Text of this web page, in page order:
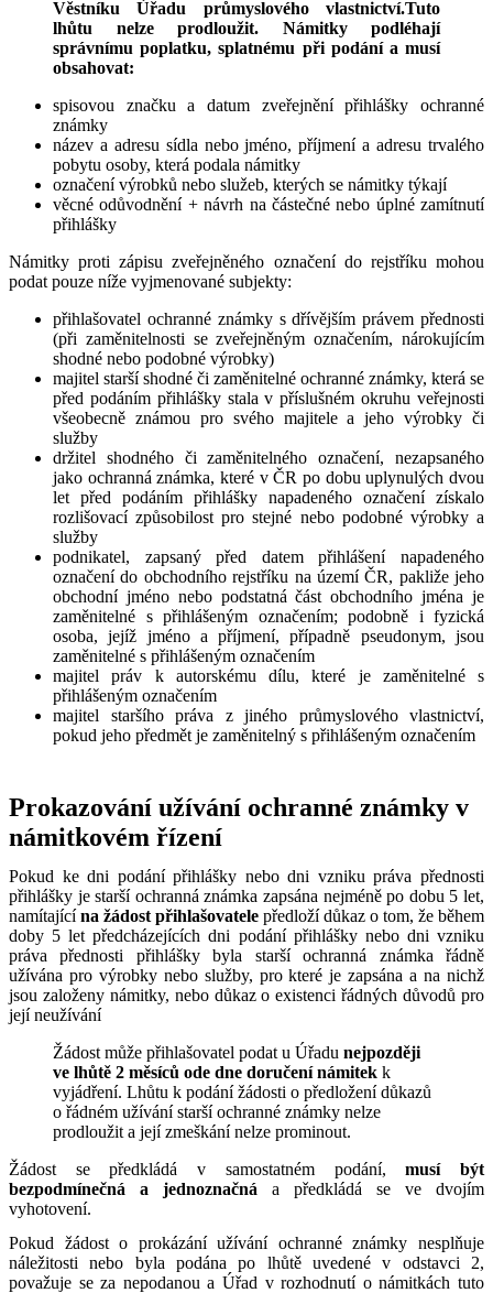
Věstníku Úřadu průmyslového vlastnictví.Tuto
lhůtu nelze prodloužit. Námitky podléhají
správnímu poplatku, splatnému při podání a musí
obsahovat:
spisovou značku a datum zveřejnění přihlášky ochranné
známky
název a adresu sídla nebo jméno, příjmení a adresu trvalého
pobytu osoby, která podala námitky
označení výrobků nebo služeb, kterých se námitky týkají
věcné odůvodnění + návrh na částečné nebo úplné zamítnutí
přihlášky
Námitky proti zápisu zveřejněného označení do rejstříku mohou
podat pouze níže vyjmenované subjekty:
přihlašovatel ochranné známky s dřívějším právem přednosti
(při zaměnitelnosti se zveřejněným označením, nárokujícím
shodné nebo podobné výrobky)
majitel starší shodné či zaměnitelné ochranné známky, která se
před podáním přihlášky stala v příslušném okruhu veřejnosti
všeobecně známou pro svého majitele a jeho výrobky či
služby
držitel shodného či zaměnitelného označení, nezapsaného
jako ochranná známka, které v ČR po dobu uplynulých dvou
let před podáním přihlášky napadeného označení získalo
rozlišovací způsobilost pro stejné nebo podobné výrobky a
služby
podnikatel, zapsaný před datem přihlášení napadeného
označení do obchodního rejstříku na území ČR, pakliže jeho
obchodní jméno nebo podstatná část obchodního jména je
zaměnitelné s přihlášeným označením; podobně i fyzická
osoba, jejíž jméno a příjmení, případně pseudonym, jsou
zaměnitelné s přihlášeným označením
majitel práv k autorskému dílu, které je zaměnitelné s
přihlášeným označením
majitel staršího práva z jiného průmyslového vlastnictví,
pokud jeho předmět je zaměnitelný s přihlášeným označením
Prokazování užívání ochranné známky v
námitkovém řízení
Pokud ke dni podání přihlášky nebo dni vzniku práva přednosti
přihlášky je starší ochranná známka zapsána nejméně po dobu 5 let,
namítajícína žádost přihlašovatele předloží důkaz o tom, že během
doby 5 let předcházejících dni podání přihlášky nebo dni vzniku
práva přednosti přihlášky byla starší ochranná známka řádně
užívána pro výrobky nebo služby, pro které je zapsána a na nichž
jsou založeny námitky, nebo důkaz o existenci řádných důvodů pro
její neužívání
Žádost může přihlašovatel podat u Úřadu nejpozději
ve lhůtě 2 měsíců ode dne doručení námitek k
vyjádření. Lhůtu k podání žádosti o předložení důkazů
o řádném užívání starší ochranné známky nelze
prodloužit a její zmeškání nelze prominout.
Žádost se předkládá v samostatném podání, musí být
bezpodmínečná a jednoznačná a předkládá se ve dvojím
vyhotovení.
Pokud žádost o prokázání užívání ochranné známky nesplňuje
náležitosti nebo byla podána po lhůtě uvedené v odstavci 2,
považuje se za nepodanou a Úřad v rozhodnutí o námitkách tuto